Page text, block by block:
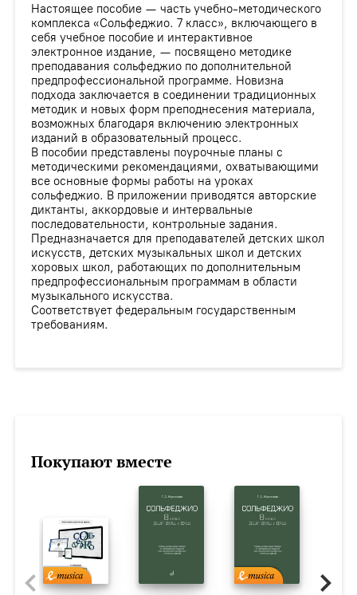
Настоящее пособие — часть учебно-методического
комплекса «Сольфеджио. 7 класс», включающего в
себя учебное пособие и интерактивное
электронное издание, — посвящено методике
преподавания сольфеджио по дополнительной
предпрофессиональной программе. Новизна
подхода заключается в соединении традиционных
методик и новых форм преподнесения материала,
возможных благодаря включению электронных
изданий в образовательный процесс.
В пособии представлены поурочные планы с
методическими рекомендациями, охватывающими
все основные формы работы на уроках
сольфеджио. В приложении приводятся авторские
диктанты, аккордовые и интервальные
последовательности, контрольные задания.
Предназначается для преподавателей детских школ
искусств, детских музыкальных школ и детских
хоровых школ, работающих по дополнительным
предпрофессиональным программам в области
музыкального искусства.
Соответствует федеральным государственным
требованиям.
Покупают вместе